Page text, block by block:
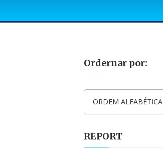
Ordernar por:
ORDEM ALFABÉTICA
REPORT